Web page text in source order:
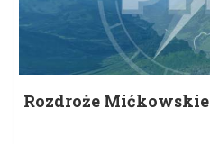
Rozdroże Mićkowskie